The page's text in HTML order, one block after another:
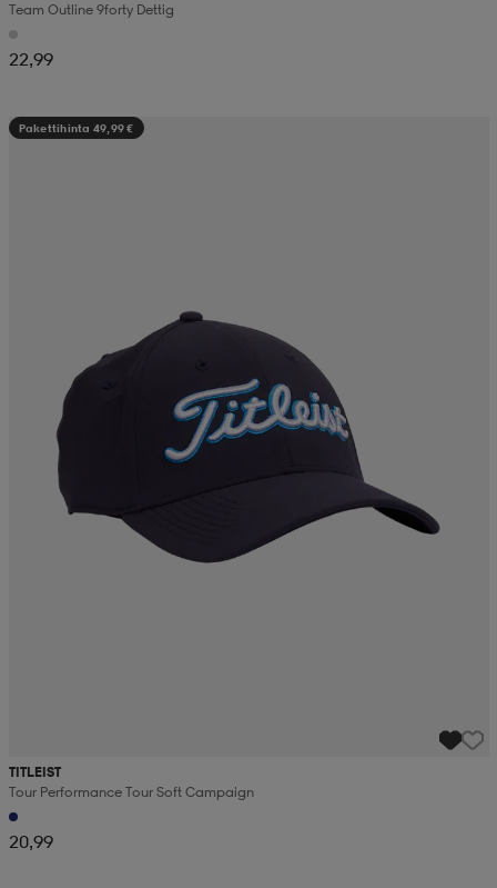
Team Outline 9forty Dettig
22,99
Pakettihinta 49,99 €
TITLEIST
Tour Performance Tour Soft Campaign
20,99